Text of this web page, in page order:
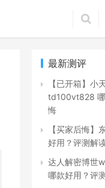
最新测评
【已开箱】
td100vt828
悔
【买家后悔
好用？评测解
达人解密博世
哪款好用？评